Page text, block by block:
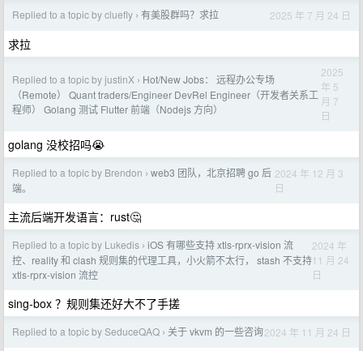
Replied to a topic by cluefly › 有美股群吗？求拉 2025 年 7 月 24 日
求拉
Replied to a topic by justinX › Hot/New Jobs： 远程办公专场
（Remote） Quant traders/Engineer DevRel Engineer（开发者关系工
程师） Golang 测试 Flutter 前端（Nodejs 方向）
2025
年 5
月 7
日
golang 没校招吗😭
Replied to a topic by Brendon › web3 团队，北京招聘 go 后
端。
2024 年 12 月 3
日
主流后端开发语言：rust🤔
Replied to a topic by Lukedis › iOS 有哪些支持 xtls-rprx-vision 流
控、reality 和 clash 规则集的代理工具，小火箭不太行， stash 不支持
xtls-rprx-vision 流控
2024 年
11 月 24
日
sing-box ？规则集还好大不了手搓
Replied to a topic by SeduceQAQ › 关于 vkvm 的一些咨询2024 年 11 月 24 日